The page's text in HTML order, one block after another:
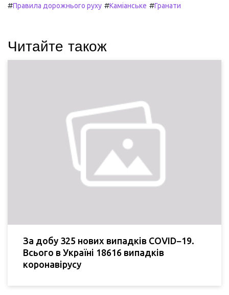
#Правила дорожнього руху #Каміанське #Гранати
Читайте також
За добу 325 нових випадків COVID−19.
Всього в Україні 18616 випадків
коронавірусу